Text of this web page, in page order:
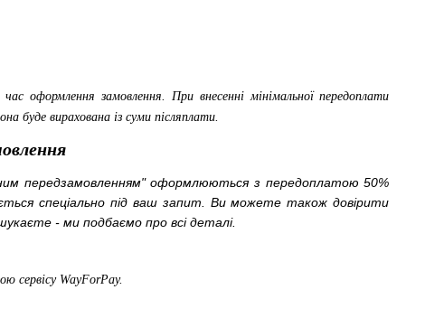
оформлення замовлення. При внесенні мінімальної передоплати
буде вирахована із суми післяплати.
передзамовленням" оформлюються з передоплатою 50%
спеціально під ваш запит. Ви можете також довірити
- ми подбаємо про всі деталі.
сервісу WayForPay.